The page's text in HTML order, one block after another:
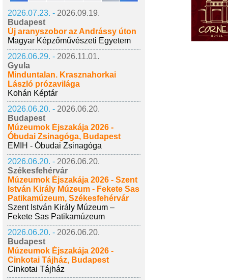
2026.07.23. - 2026.09.19.
Budapest
Új aranyszobor az Andrássy úton
Magyar Képzőművészeti Egyetem
2026.06.29. - 2026.11.01.
Gyula
Minduntalan. Krasznahorkai
László prózavilága
Kohán Képtár
2026.06.20. - 2026.06.20.
Budapest
Múzeumok Éjszakája 2026 -
Óbudai Zsinagóga, Budapest
EMIH - Óbudai Zsinagóga
2026.06.20. - 2026.06.20.
Székesfehérvár
Múzeumok Éjszakája 2026 - Szent
István Király Múzeum - Fekete Sas
Patikamúzeum, Székesfehérvár
Szent István Király Múzeum –
Fekete Sas Patikamúzeum
2026.06.20. - 2026.06.20.
Budapest
Múzeumok Éjszakája 2026 -
Cinkotai Tájház, Budapest
Cinkotai Tájház